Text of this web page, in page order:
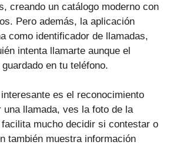
creando un catálogo moderno con
Pero además, la aplicación
como identificador de llamadas,
intenta llamarte aunque el
en tu teléfono.
es el reconocimiento
llamada, ves la foto de la
mucho decidir si contestar o
también muestra información